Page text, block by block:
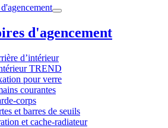
d'agencement
d’intérieur
TREND
pour verre
courantes
corps
et barres de seuils
et cache-radiateur